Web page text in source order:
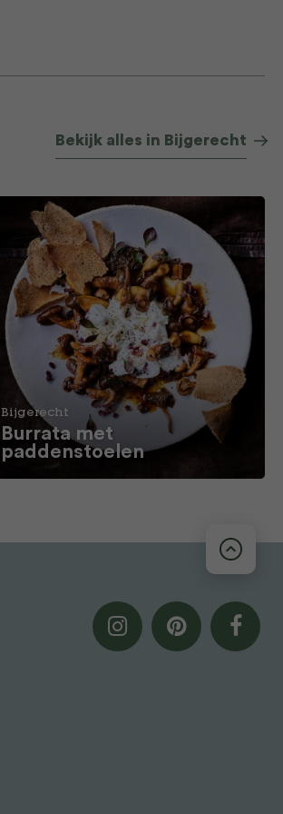
Bekijk alles in Bijgerecht
Bijgerecht
Burrata met
paddenstoelen